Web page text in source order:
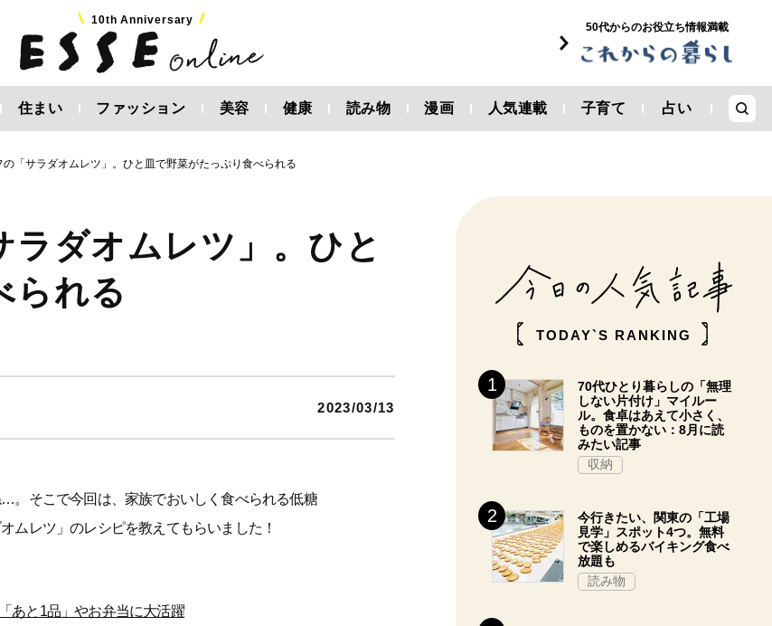
10th Anniversary
50代からのお役立ち情報満載
住まい ファッション 美容 健康 読み物 漫画 人気連載 子育て 占い
「サラダオムレツ」。ひと皿で野菜がたっぷり食べられる
ダオムレツ」。ひと
られる
2023/03/13
。そこで今回は、家族でおいしく食べられる低糖
ムレツ」のレシピを教えてもらいました！
あと1品」やお弁当に大活躍
TODAY`S RANKING
70代ひとり暮らしの「無理
しない片付け」マイルー
ル。食卓はあえて小さく、
ものを置かない：8月に読
みたい記事
収納
今行きたい、関東の「工場
見学」スポット4つ。無料
で楽しめるバイキング食べ
放題も
読み物